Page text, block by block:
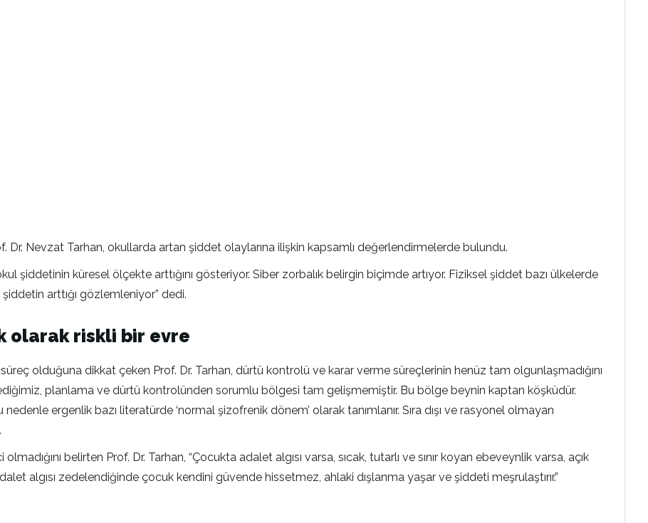
Dr. Nevzat Tarhan, okullarda artan şiddet olaylarına ilişkin kapsamlı değerlendirmelerde bulundu.
okul şiddetinin küresel ölçekte arttığını gösteriyor. Siber zorbalık belirgin biçimde artıyor. Fiziksel şiddet bazı ülkelerde
şiddetin arttığı gözlemleniyor” dedi.
olarak riskli bir evre
olduğuna dikkat çeken Prof. Dr. Tarhan, dürtü kontrolü ve karar verme süreçlerinin henüz tam olgunlaşmadığını
planlama ve dürtü kontrolünden sorumlu bölgesi tam gelişmemiştir. Bu bölge beynin kaptan köşküdür.
ergenlik bazı literatürde ‘normal şizofrenik dönem’ olarak tanımlanır. Sıra dışı ve rasyonel olmayan
belirten Prof. Dr. Tarhan, “Çocukta adalet algısı varsa, sıcak, tutarlı ve sınır koyan ebeveynlik varsa, açık
algısı zedelendiğinde çocuk kendini güvende hissetmez, ahlaki dışlanma yaşar ve şiddeti meşrulaştırır.”